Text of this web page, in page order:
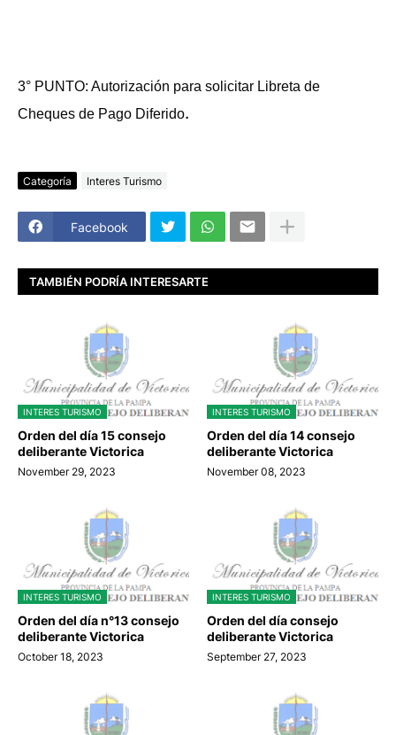
3° PUNTO: Autorización para solicitar Libreta de
Cheques de Pago Diferido.
Categoría Interes Turismo
Facebook
TAMBIÉN PODRÍA INTERESARTE
INTERES TURISMO
Orden del día 15 consejo
deliberante Victorica
November 29, 2023
INTERES TURISMO
Orden del día 14 consejo
deliberante Victorica
November 08, 2023
INTERES TURISMO
Orden del día n°13 consejo
deliberante Victorica
October 18, 2023
INTERES TURISMO
Orden del día consejo
deliberante Victorica
September 27, 2023